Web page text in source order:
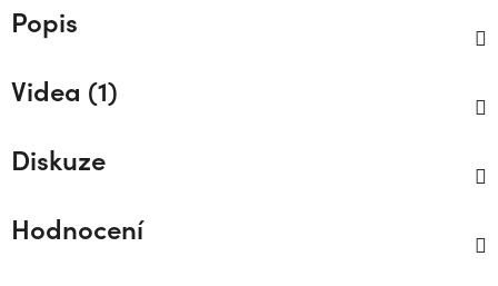
Popis
Videa (1)
Diskuze
Hodnocení